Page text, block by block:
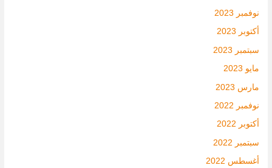
نوفمبر 2023
أكتوبر 2023
سبتمبر 2023
مايو 2023
مارس 2023
نوفمبر 2022
أكتوبر 2022
سبتمبر 2022
أغسطس 2022